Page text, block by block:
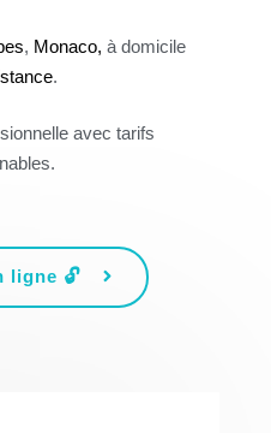
, Monaco, à domicile
.
avec tarifs
ligne 🔓